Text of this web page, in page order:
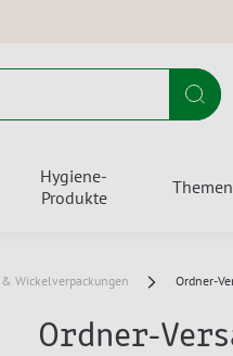
Suche
Hygiene-
Produkte
Wickelverpackungen Ordner-
Ordner-